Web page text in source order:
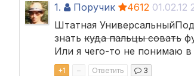
1. Поручик 4612 01.02.12
Штатная
знать куда пальцы совать
Или я чего-то не понимаю
+1 – Ответить 3